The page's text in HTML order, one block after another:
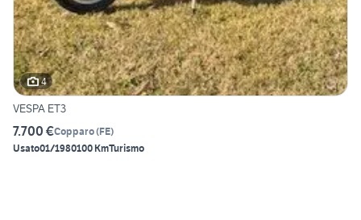
4
VESPA ET3
7.700 €Copparo(FE)
Usato01/1980100 KmTurismo